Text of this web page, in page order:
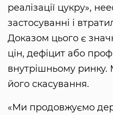
реалізації цукру»,
застосуванні і
Доказом цього є
цін, дефіцит або
внутрішньому ринку.
його скасування.
«Ми продовжуємо